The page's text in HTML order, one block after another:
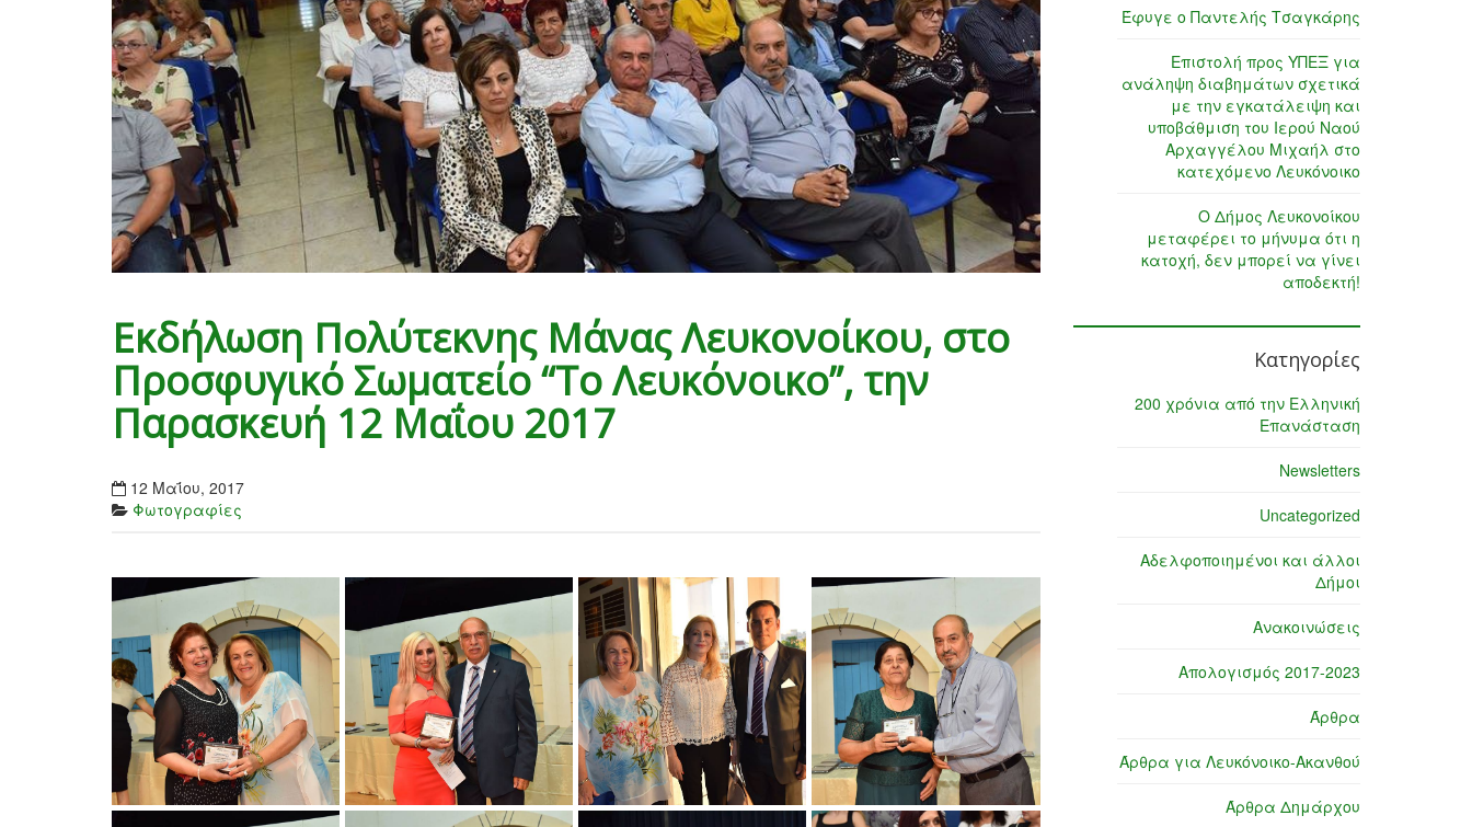
Εκδήλωση Πολύτεκνης Μάνας Λευκονοίκου, στο
Προσφυγικό Σωματείο “Το Λευκόνοικο”, την
Παρασκευή 12 Μαΐου 2017
12 Μαΐου, 2017
Φωτογραφίες
Έφυγε ο Παντελής Τσαγκάρης
Επιστολή προς ΥΠΕΞ για
ανάληψη διαβημάτων σχετικά
με την εγκατάλειψη και
υποβάθμιση του Ιερού Ναού
Αρχαγγέλου Μιχαήλ στο
κατεχόμενο Λευκόνοικο
Ο Δήμος Λευκονοίκου
μεταφέρει το μήνυμα ότι η
κατοχή, δεν μπορεί να γίνει
αποδεκτή!
Κατηγορίες
200 χρόνια από την Ελληνική
Επανάσταση
Newsletters
Uncategorized
Αδελφοποιημένοι και άλλοι
Δήμοι
Ανακοινώσεις
Απολογισμός 2017-2023
Άρθρα
Άρθρα για Λευκόνοικο-Ακανθού
Άρθρα Δημάρχου